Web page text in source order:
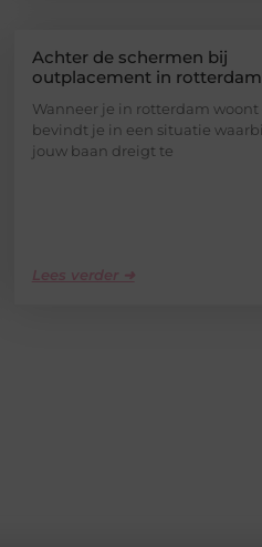
Achter de schermen bij
outplacement in rotterdam
Wanneer je in rotterdam woont
bevindt je in een situatie
jouw baan dreigt te
Lees verder ➜